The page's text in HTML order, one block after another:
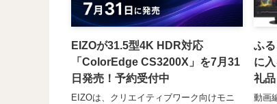
EIZOが31.5型4K HDR対応
「ColorEdge CS3200X」を7月31
日発売！予約受付中
EIZOは、クリエイティブワーク向けモニ
ふ
に
礼品
動画